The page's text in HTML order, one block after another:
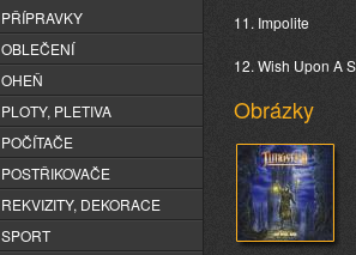
11. Impolite
12. Wish Upon A
Obrázky
PŘÍPRAVKY
OBLEČENÍ
OHEŇ
PLOTY, PLETIVA
POČÍTAČE
POSTŘIKOVAČE
REKVIZITY, DEKORACE
SPORT